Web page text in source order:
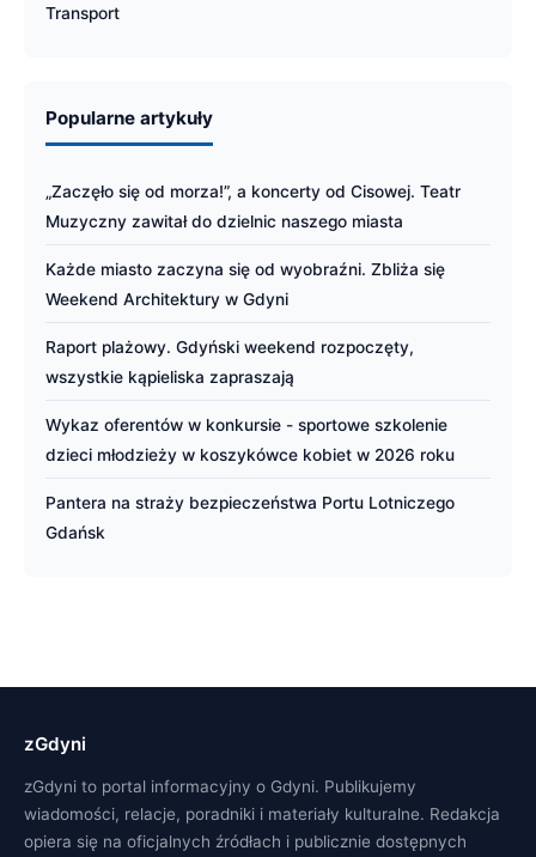
Transport
Popularne artykuły
„Zaczęło się od morza!”, a koncerty od Cisowej. Teatr
Muzyczny zawitał do dzielnic naszego miasta
Każde miasto zaczyna się od wyobraźni. Zbliża się
Weekend Architektury w Gdyni
Raport plażowy. Gdyński weekend rozpoczęty,
wszystkie kąpieliska zapraszają
Wykaz oferentów w konkursie - sportowe szkolenie
dzieci młodzieży w koszykówce kobiet w 2026 roku
Pantera na straży bezpieczeństwa Portu Lotniczego
Gdańsk
zGdyni
zGdyni to portal informacyjny o Gdyni. Publikujemy
wiadomości, relacje, poradniki i materiały kulturalne. Redakcja
opiera się na oficjalnych źródłach i publicznie dostępnych